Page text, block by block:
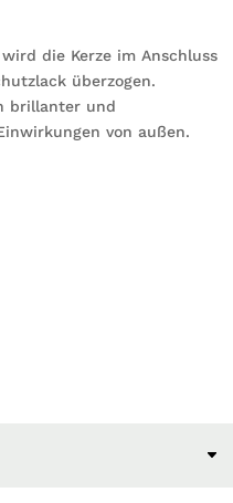
die Kerze im Anschluss
überzogen.
brillanter und
von außen.